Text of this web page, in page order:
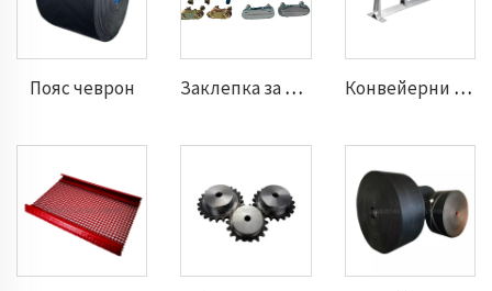
Пояс чеврон Заклепка за пояс Конвейерни ролки